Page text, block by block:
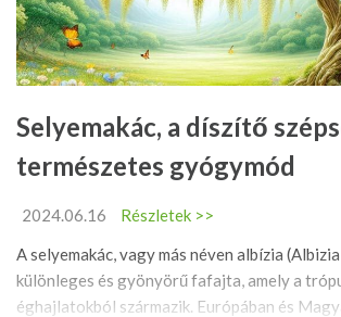
Selyemakác, a díszítő
természetes gyógymód
2024.06.16
Részletek >>
A selyemakác, vagy más néven albízia
különleges és gyönyörű fafajta, amely a
éghajlatokból származik. Európában és